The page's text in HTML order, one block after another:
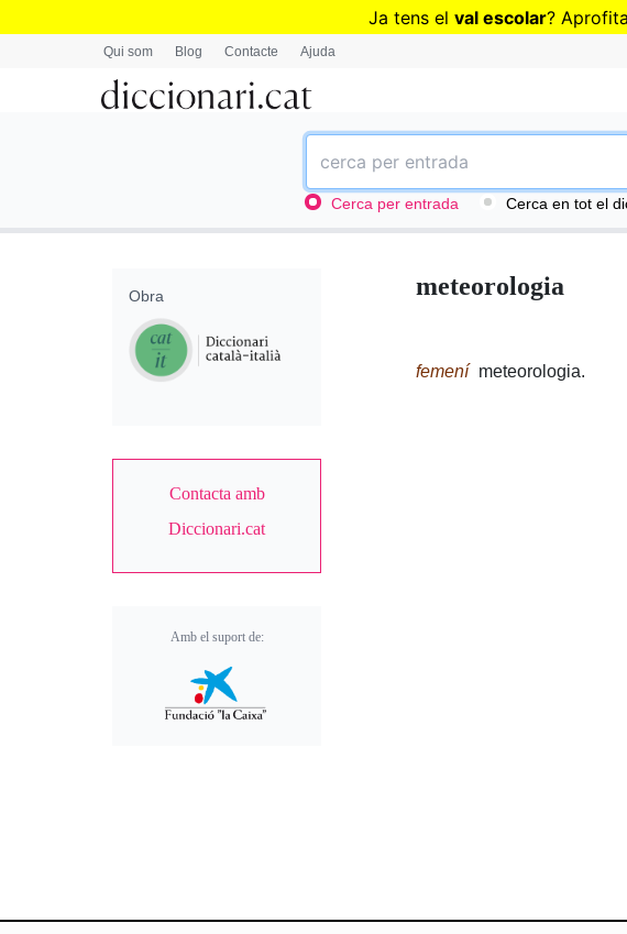
Ja tens el val escolar? Aprofita
Qui som Blog Contacte Ajuda
Cerca per entrada Cerca en tot el
meteorologia
femení meteorologia.
Obra
Contacta amb
Diccionari.cat
Amb el suport de: